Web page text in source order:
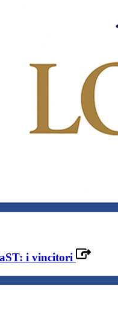
i vincitori